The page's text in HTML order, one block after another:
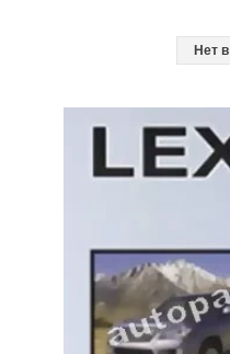
Нет